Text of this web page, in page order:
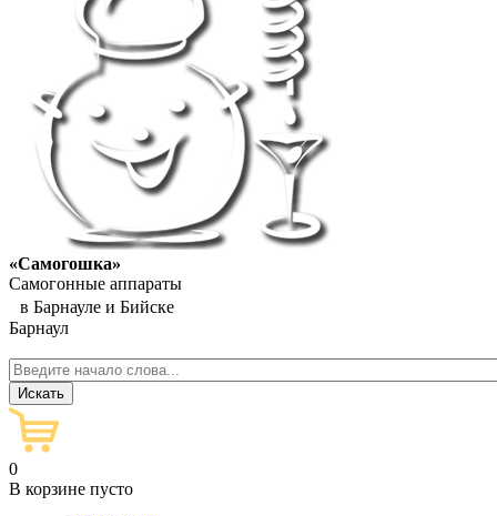
«Самогошка»
Самогонные аппараты
в Барнауле и Бийске
Барнаул
0
В корзине пусто